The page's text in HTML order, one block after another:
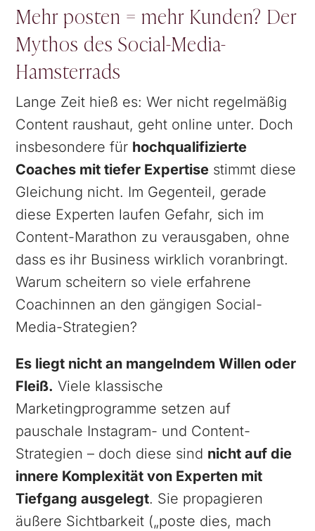
Mehr posten = mehr Kunden? Der
Mythos des Social-Media-
Hamsterrads
Lange Zeit hieß es: Wer nicht regelmäßig
Content raushaut, geht online unter. Doch
insbesondere für hochqualifizierte
Coaches mit tiefer Expertise stimmt diese
Gleichung nicht. Im Gegenteil, gerade
diese Experten laufen Gefahr, sich im
Content-Marathon zu verausgaben, ohne
dass es ihr Business wirklich voranbringt.
Warum scheitern so viele erfahrene
Coachinnen an den gängigen Social-
Media-Strategien?
Es liegt nicht an mangelndem Willen oder
Fleiß. Viele klassische
Marketingprogramme setzen auf
pauschale Instagram- und Content-
Strategien – doch diese sind nicht auf die
innere Komplexität von Experten mit
Tiefgang ausgelegt. Sie propagieren
äußere Sichtbarkeit („poste dies, mach